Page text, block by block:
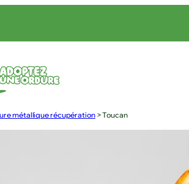
métallique récupération>Toucan